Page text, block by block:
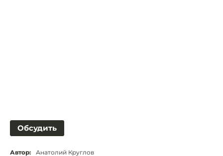
Обсудить
Автор: Анатолий Круглов